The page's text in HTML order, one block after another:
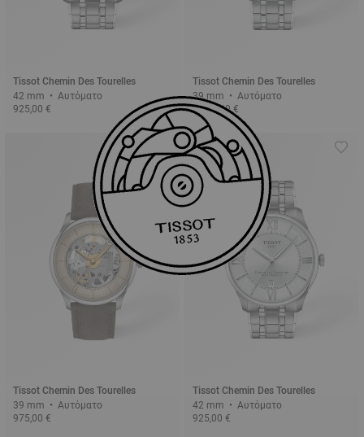
Tissot Chemin Des Tourelles
42 mm • Αυτόματο
925,00 €
Tissot Chemin Des Tourelles
39 mm • Αυτόματο
1.045,00 €
Tissot Chemin Des Tourelles
39 mm • Αυτόματο
975,00 €
Tissot Chemin Des Tourelles
42 mm • Αυτόματο
925,00 €